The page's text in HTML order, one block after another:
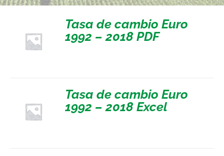
Tasa de cambio Euro
1992 – 2018 PDF
Tasa de cambio Euro
1992 – 2018 Excel